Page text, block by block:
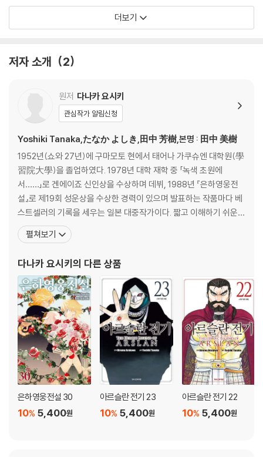
더보기
저자 소개 2
원저 다나카 요시키
관심작가 알림신청
Yoshiki Tanaka,たなか よしき,田中 芳樹,본명 : 田中 美樹
1952년(쇼와 27년)에 구마모토 현에서 태어나 가쿠슈엔 대학원(學
習院大學)을 졸업하였다. 1978년 대학 재학 중 「녹색 초원에
서……」로 겐에이죠 신인상을 수상하며 데뷔, 1988년 『은하영웅전
설』로 제19회 성운상을 수상한 경력이 있으며 발표하는 작품마다 베
스트셀러의 기록을 세우는 일본 대중작가이다. 짧고 이해하기 쉬운
간결한 문체와 상호연관관계가 전혀 흐트러지지 않는 짜임새있는 일
관된 구조로 스토리의 호흡을 매끄럽게 이어간다는 평을 받고 있다.
품은 모두 애니메이션으로 제작되었다. 특히 일본에서만 950
펼쳐보기
다나카 요시키 의 다른 상품
은하영웅전설 30
5,400원
10%
아르슬란 전기 23
5,400원
10%
아르슬란 전기 22
5,400원
10%